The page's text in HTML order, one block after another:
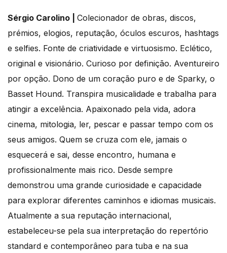
Sérgio Carolino | Colecionador de obras, discos,
prémios, elogios, reputação, óculos escuros, hashtags
e selfies. Fonte de criatividade e virtuosismo. Eclético,
original e visionário. Curioso por definição. Aventureiro
por opção. Dono de um coração puro e de Sparky, o
Basset Hound. Transpira musicalidade e trabalha para
atingir a excelência. Apaixonado pela vida, adora
cinema, mitologia, ler, pescar e passar tempo com os
seus amigos. Quem se cruza com ele, jamais o
esquecerá e sai, desse encontro, humana e
profissionalmente mais rico. Desde sempre
demonstrou uma grande curiosidade e capacidade
para explorar diferentes caminhos e idiomas musicais.
Atualmente a sua reputação internacional,
estabeleceu-se pela sua interpretação do repertório
standard e contemporâneo para tuba e na sua